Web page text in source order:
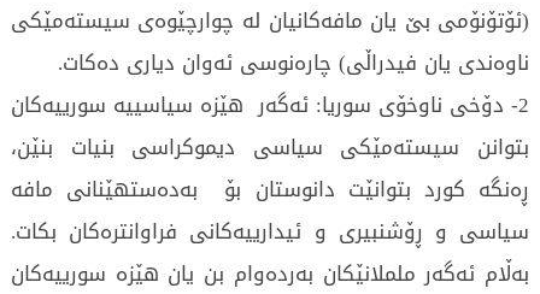
(ئۆتۆنۆمی بێ یان مافەکانیان لە چوارچێوەی سیستەمێکی
ناوەندی یان فیدراڵی) چارەنوسی ئەوان دیاری دەکات.
2- دۆخی ناوخۆی سوریا: ئەگەر هێزە سیاسییە سورییەکان
بتوانن سیستەمێکی سیاسی دیموکراسی بنیات بنێن،
ڕەنگە کورد بتوانێت دانوستان بۆ بەدەستهێنانی مافە
سیاسی و ڕۆشنبیری و ئیدارییەکانی فراوانترەکان بکات.
بەڵام ئەگەر ململانێکان بەردەوام بن یان هێزە سورییەکان